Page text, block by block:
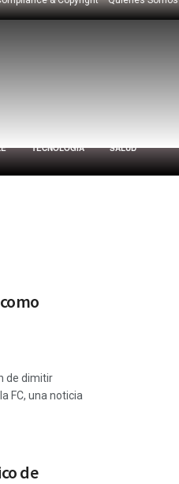
TECNOLOGÍA SALUD
de dimitir
FC, una noticia
de